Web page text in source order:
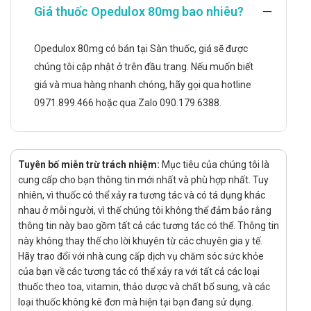
hoặc không cùng thức ăn.
Với người lớn, người cao tuổi: 80mg/lần/ngày. Có thể
dùng liều 120mg/lần/ngày nếu nồng độ axit uric huyết
thanh > 6mg/dl sau 2 - 4 tuần điều trị.
Với bệnh suy thận: Không cần điều chỉnh liều với bệnh
Với bệnh nhân suy gan: Hiệu quả và an toàn của thuốc
chưa được nghiên cứu ở bệnh nhân suy gan nặng. Với
người suy gan nhẹ, dùng liều 80mg.
LƯU Ý KHI SỬ DỤNG OPEDULOX 80MG
Bệnh nhân suy giảm chức năng gan nghiêm trọng không
nên tự ý sử dụng chế phẩm có chứa Febuxostat. Opedulox
cũng có thể gây ảnh hưởng đến các xét nghiệm chức năng
gan. Vì vậy hãy thông báo với nhân viên xét nghiệm việc
bạn đang điều trị bằng loại thuốc này.
Với bệnh nhân tăng acid uric do những nguyên nhân khác,
Giá thuốc Opedulox 80mg bao nhiêu?
Opedulox 80mg có bán tại Sàn thuốc, giá sẽ được
chúng tôi cập nhật ở trên đầu trang. Nếu muốn biết
giá và mua hàng nhanh chóng, hãy gọi qua hotline
0971.899.466 hoặc qua Zalo 090.179.6388.
Tuyên bố miễn trừ trách nhiệm: Mục tiêu của chúng tôi là
cung cấp cho bạn thông tin mới nhất và phù hợp nhất. Tuy
nhiên, vì thuốc có thể xảy ra tương tác và có tá dụng khác
nhau ở mỗi người, vì thế chúng tôi không thể đảm bảo rằng
thông tin này bao gồm tất cả các tương tác có thể. Thông tin
này không thay thế cho lời khuyên từ các chuyên gia y tế.
Hãy trao đổi với nhà cung cấp dịch vụ chăm sóc sức khỏe
của bạn về các tương tác có thể xảy ra với tất cả các loại
thuốc theo toa, vitamin, thảo dược và chất bổ sung, và các
loại thuốc không kê đơn mà hiện tại bạn đang sử dụng.